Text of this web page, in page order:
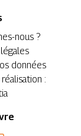
nous ?
données
: